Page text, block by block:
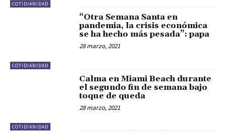
COTIDIANIDAD
COTIDIANIDAD
“Otra Semana Santa en
pandemia, la crisis económica
se ha hecho más pesada”: papa
28 marzo, 2021
COTIDIANIDAD
Calma en Miami Beach durante
el segundo fin de semana bajo
toque de queda
28 marzo, 2021